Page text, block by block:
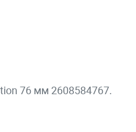
76 мм 2608584767.